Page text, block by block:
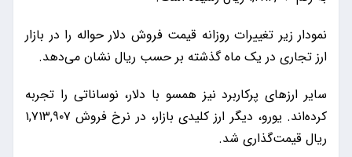
نمودار زیر تغییرات روزانه قیمت فروش دلار حواله را در بازار
ارز تجاری در یک ماه گذشته بر حسب ریال نشان می‌دهد.
سایر ارزهای پرکاربرد نیز همسو با دلار، نوساناتی را تجربه
کرده‌اند. یورو، دیگر ارز کلیدی بازار، در نرخ فروش ۱,۷۱۳,۹۰۷
ریال قیمت‌گذاری شد.